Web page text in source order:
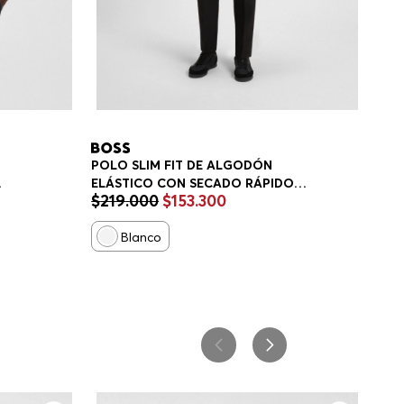
POLO SLIM FIT DE ALGODÓN
ELÁSTICO CON SECADO RÁPIDO
POLO SLIM FIT HOMBRE
$219.000 $153.300
Blanco